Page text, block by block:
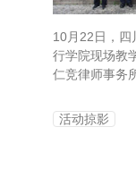
10月22日，四
行学院现场教
仁竞律师事务
领航两新组织
川领航两新组
活动掠影